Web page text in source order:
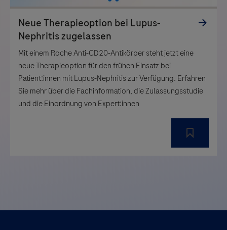
Mit einem Roche Anti-CD20-Antikörper steht jetzt eine
neue Therapieoption für den frühen Einsatz bei
Patient:innen mit Lupus-Nephritis zur Verfügung. Erfahren
Sie mehr über die Fachinformation, die Zulassungsstudie
und die Einordnung von Expert:innen